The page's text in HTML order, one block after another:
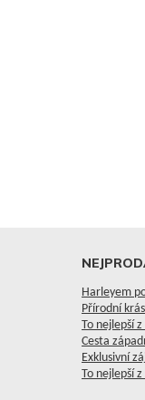
Harleyem
Přírodní
To nejlepší z
Cesta
Exklusivní
To nejlepší z